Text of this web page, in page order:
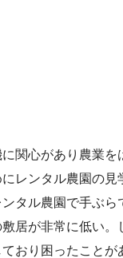
関心があり農業を
レンタル農園の見
タル農園で手ぶら
居が非常に低い。
おり困ったことが